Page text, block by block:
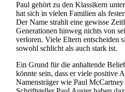
Paul gehört zu den Klassikern
hat sich in vielen Familien als
Der Name strahlt eine gewisse
Generationen hinweg nichts von
verloren. Viele Eltern entscheiden
sowohl schlicht als auch stark ist.
Ein Grund für die anhaltende
könnte sein, dass er viele positive
Namensträger wie Paul